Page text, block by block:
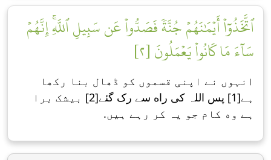
ٱتَّخَذُوٓاْ أَيۡمَٰنَهُمۡ جُنَّةٗ فَصَدُّواْ عَن سَبِيلِ ٱللَّهِۚ إِنَّهُمۡ
سَآءَ مَا كَانُواْ يَعۡمَلُونَ [٢]
انہوں نے اپنی قسموں کو ڈھال بنا رکھا
ہے[1] پس اللہ کی راه سے رک گئے[2] بیشک برا
ہے وه کام جو یہ کر رہے ہیں.